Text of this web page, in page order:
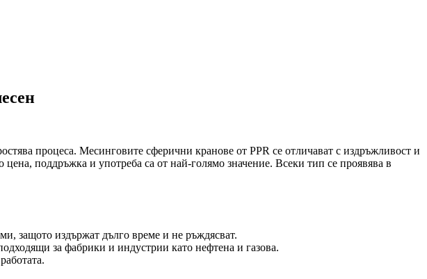
процеса. Месинговите сферични кранове от PPR се отличават с издръжливост и
поддръжка и употреба са от най-голямо значение. Всеки тип се проявява в
защото издържат дълго време и не ръждясват.
за фабрики и индустрии като нефтена и газова.